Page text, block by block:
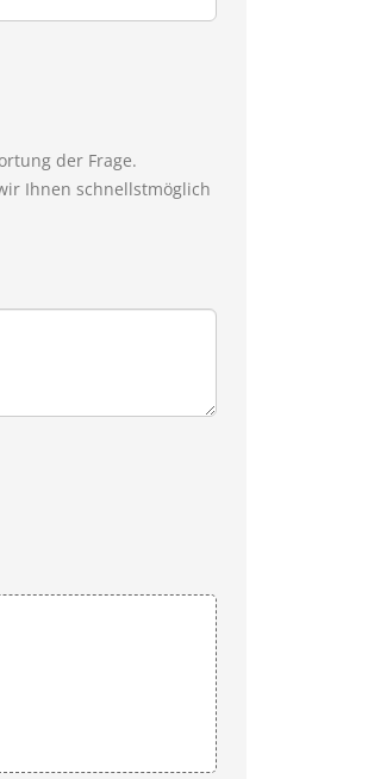
der Frage.
Ihnen schnellstmöglich